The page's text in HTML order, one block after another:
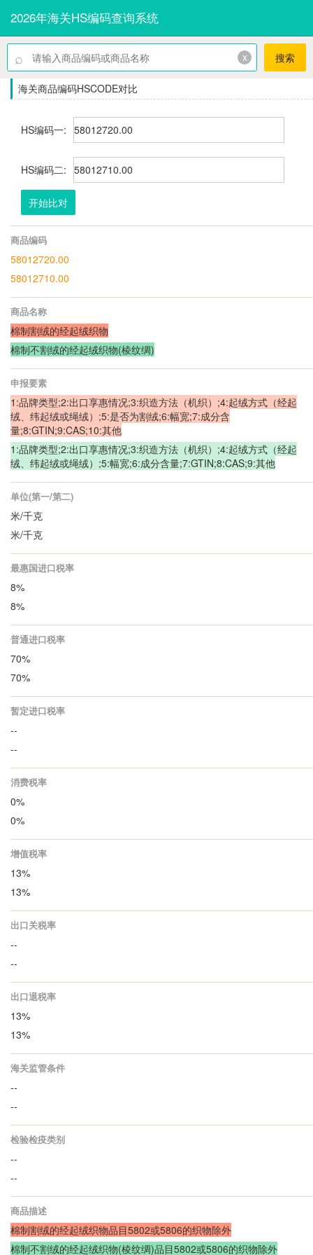
2026年海关HS编码查询系统
⌕ x 搜索
海关商品编码HSCODE对比
HS编码一:
HS编码二:
开始比对
商品编码
58012720.00
58012710.00
商品名称
棉制割绒的经起绒织物
棉制不割绒的经起绒织物(棱纹绸)
申报要素
1:品牌类型;2:出口享惠情况;3:织造方法（机织）;4:起绒方式（经起
绒、纬起绒或绳绒）;5:是否为割绒;6:幅宽;7:成分含
量;8:GTIN;9:CAS;10:其他
1:品牌类型;2:出口享惠情况;3:织造方法（机织）;4:起绒方式（经起
绒、纬起绒或绳绒）;5:幅宽;6:成分含量;7:GTIN;8:CAS;9:其他
单位(第一/第二)
米/千克
米/千克
最惠国进口税率
8%
8%
普通进口税率
70%
70%
暂定进口税率
--
--
消费税率
0%
0%
增值税率
13%
13%
出口关税率
--
--
出口退税率
13%
13%
海关监管条件
--
--
检验检疫类别
--
--
商品描述
棉制割绒的经起绒织物品目5802或5806的织物除外
棉制不割绒的经起绒织物(棱纹绸)品目5802或5806的织物除外